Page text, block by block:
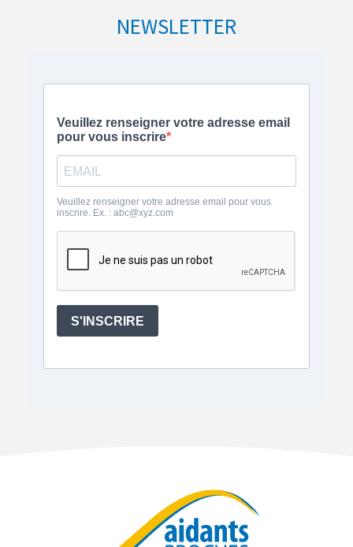
NEWSLETTER